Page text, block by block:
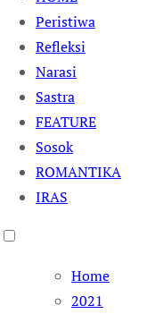
Peristiwa
Refleksi
Narasi
Sastra
FEATURE
Sosok
ROMANTIKA
IRAS
Home
2021